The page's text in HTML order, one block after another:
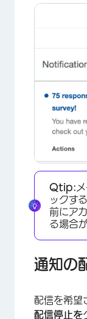
Qtip:
ックす
前にア
る場合
通知の
配信を希望
配信停止を